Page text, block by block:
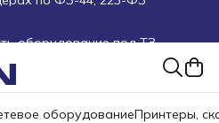
работы
на e-mail или в чат
оборудованиеПринтеры,